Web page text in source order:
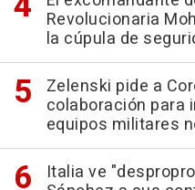
Revolucionaria
la cúpula de
Zelenski pide a
colaboración para
equipos militares
Italia ve